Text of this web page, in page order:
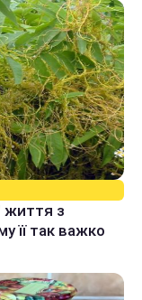
життя з
її так важко